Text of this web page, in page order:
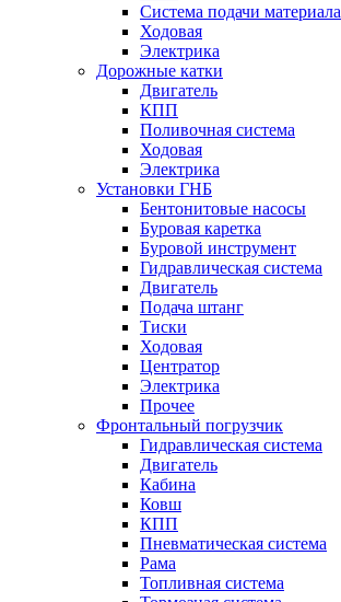
Система подачи материала
Ходовая
Электрика
Дорожные катки
Двигатель
КПП
Поливочная система
Ходовая
Электрика
Установки ГНБ
Бентонитовые насосы
Буровая каретка
Буровой инструмент
Гидравлическая система
Двигатель
Подача штанг
Тиски
Ходовая
Центратор
Электрика
Прочее
Фронтальный погрузчик
Гидравлическая система
Двигатель
Кабина
Ковш
КПП
Пневматическая система
Рама
Топливная система